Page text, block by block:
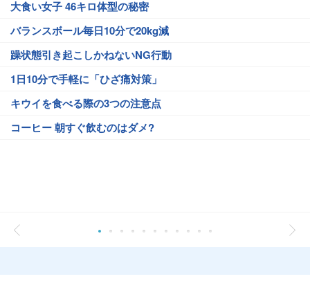
大食い女子 46キロ体型の秘密
バランスボール毎日10分で20kg減
躁状態引き起こしかねないNG行動
1日10分で手軽に「ひざ痛対策」
キウイを食べる際の3つの注意点
コーヒー 朝すぐ飲むのはダメ?